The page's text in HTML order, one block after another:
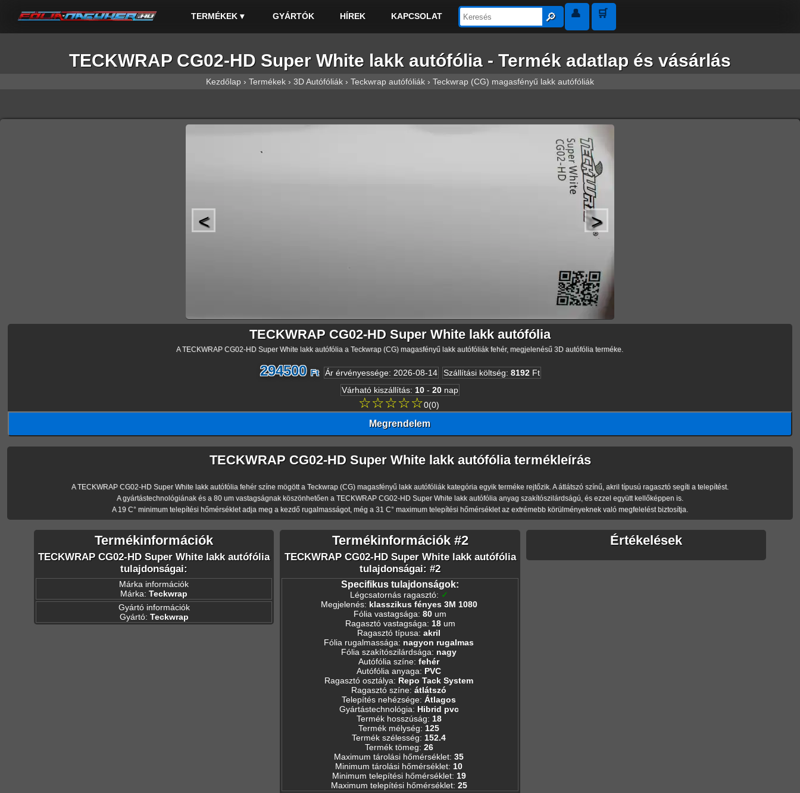
TERMÉKEK ▾ GYÁRTÓK HÍREK KAPCSOLAT 🔎︎ 👤 🛒
TECKWRAP CG02-HD Super White lakk autófólia - Termék adatlap és vásárlás
Kezdőlap › Termékek › 3D Autófóliák › Teckwrap autófóliák › Teckwrap (CG) magasfényű lakk autófóliák
< >
TECKWRAP CG02-HD Super White lakk autófólia
A TECKWRAP CG02-HD Super White lakk autófólia a Teckwrap (CG) magasfényű lakk autófóliák fehér, megjelenésű 3D autófólia terméke.
294500 Ft Ár érvényessége: 2026-08-14 Szállítási költség: 8192 Ft
Várható kiszállítás: 10- 20 nap
☆☆☆☆☆0(0)
Megrendelem
TECKWRAP CG02-HD Super White lakk autófólia termékleírás
A TECKWRAP CG02-HD Super White lakk autófólia fehér színe mögött a Teckwrap (CG) magasfényű lakk autófóliák kategória egyik terméke rejtőzik. A átlátszó színű, akril típusú ragasztó segíti a telepítést.
A gyártástechnológiának és a 80 um vastagságnak köszönhetően a TECKWRAP CG02-HD Super White lakk autófólia anyag szakítószilárdságú, és ezzel együtt kellőképpen is.
A 19 C° minimum telepítési hőmérséklet adja meg a kezdő rugalmasságot, még a 31 C° maximum telepítési hőmérséklet az extrémebb körülményeknek való megfelelést biztosítja.
Termékinformációk
TECKWRAP CG02-HD Super White lakk autófólia
tulajdonságai:
Márka információk
Márka: Teckwrap
Gyártó információk
Gyártó: Teckwrap
Termékinformációk #2
TECKWRAP CG02-HD Super White lakk autófólia
tulajdonságai: #2
Specifikus tulajdonságok:
Légcsatornás ragasztó: ✓
Megjelenés: klasszikus fényes 3M 1080
Fólia vastagsága: 80 um
Ragasztó vastagsága: 18 um
Ragasztó típusa: akril
Fólia rugalmassága: nagyon rugalmas
Fólia szakítószilárdsága: nagy
Autófólia színe: fehér
Autófólia anyaga: PVC
Ragasztó osztálya: Repo Tack System
Ragasztó színe: átlátszó
Telepítés nehézsége: Átlagos
Gyártástechnológia: Hibrid pvc
Termék hosszúság: 18
Termék mélység: 125
Termék szélesség: 152.4
Termék tömeg: 26
Maximum tárolási hőmérséklet: 35
Minimum tárolási hőmérséklet: 10
Minimum telepítési hőmérséklet: 19
Maximum telepítési hőmérséklet: 25
Értékelések